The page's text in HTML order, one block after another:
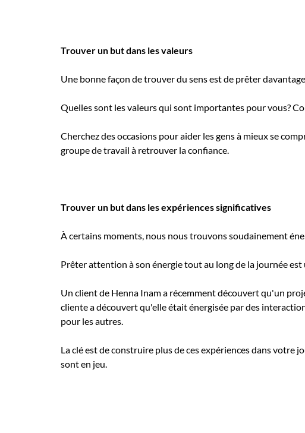
Trouver un but dans les valeurs
Une bonne façon de trouver du sens est de prêter
Quelles sont les valeurs qui sont importantes pour vous?
Cherchez des occasions pour aider les gens à mieux se
groupe de travail à retrouver la confiance.
Trouver un but dans les expériences significatives
À certains moments, nous nous trouvons soudainement
Prêter attention à son énergie tout au long de la journée
Un client de Henna Inam a récemment découvert qu'un
cliente a découvert qu'elle était énergisée par des
pour les autres.
La clé est de construire plus de ces expériences dans
sont en jeu.